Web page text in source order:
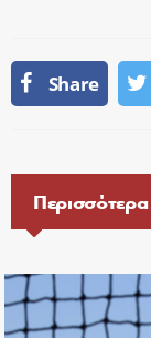
Share
Περισσότερα